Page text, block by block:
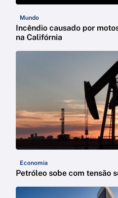
Mundo
Incêndio causado por
na Califórnia
Economia
Petróleo sobe com tensão